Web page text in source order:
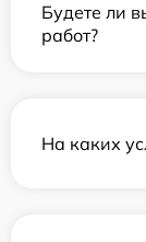
Будете ли
работ?
На каких